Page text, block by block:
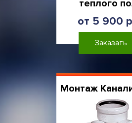
теплого
от 5 900
Заказать
Монтаж